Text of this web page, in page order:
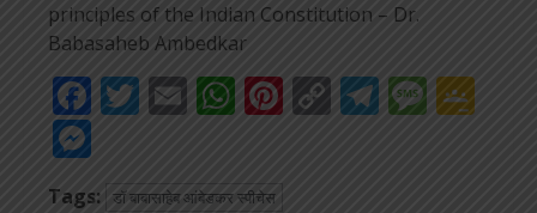
principles of the Indian Constitution – Dr.
Babasaheb Ambedkar
Facebook
Twitter
EmailWhatsApp
Pinterest
Copy
Tags: डॉ बाबासाहेब आंबेडकर स्पीचेस